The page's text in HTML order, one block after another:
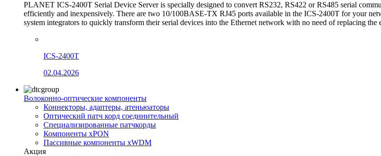
PLANET ICS-2400T Serial Device Server is specially designed to convert RS232, RS422 or RS485 serial
efficiently and inexpensively. There are two 10/100BASE-TX RJ45 ports available in the ICS-2400T for your
system integrators to quickly transform their serial devices into the Ethernet network with no need of replacing the
ICS-2400T
02.04.2026
Волоконно-оптические компоненты
Коннекторы, адаптеры, атеньюаторы
Оптический патч корд соединительный
Специализированные патчкорды
Компоненты xPON
Пассивные компоненты xWDM
Акция